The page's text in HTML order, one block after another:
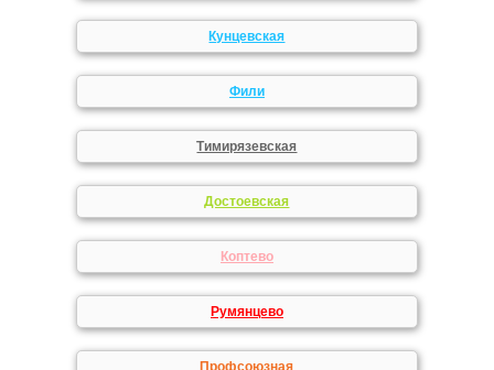
Кунцевская
Фили
Тимирязевская
Достоевская
Коптево
Румянцево
Профсоюзная